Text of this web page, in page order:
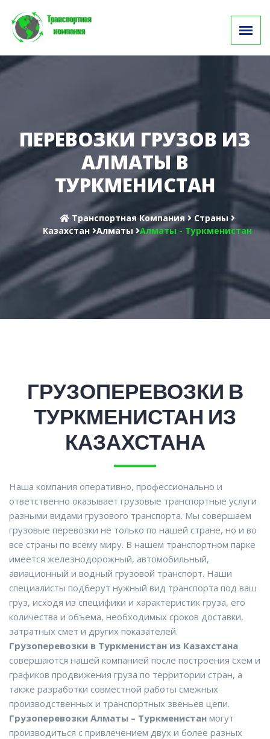
ПЕРЕВОЗКИ ГРУЗОВ ИЗ
АЛМАТЫ В
ТУРКМЕНИСТАН
Транспортная Компания
Cтраны
Казахстан Алматы Алматы - Туркменистан
ГРУЗОПЕРЕВОЗКИ В
ТУРКМЕНИСТАН ИЗ
КАЗАХСТАНА
Наша компания оперативно, профессионально и
ответственно оказывает грузовые транспортные услуги
разными видами грузового транспорта. Мы совершаем
грузовые перевозки не только по нашей стране, но и во
все страны по всему миру. В нашем транспортном парке
имеется железнодорожный, автомобильный,
авиационный и водный грузовой транспорт. Наши
специалисты подберут нужный вид транспорта под ваш
груз, исходя из специфики и характеристик груза, его
количества и объема, необходимых сроков доставки,
затратных смет и других показателей.
Грузоперевозки в Туркменистан из Казахстана
совершаются нашей компанией после построения схем и
графиков продвижения груза по территории стран, а
также разработки совместной работы смежных
производственных и транспортных звеньев цепи.
Грузоперевозки Алматы – Туркменистан могут
производиться с привлечением двух и более разных